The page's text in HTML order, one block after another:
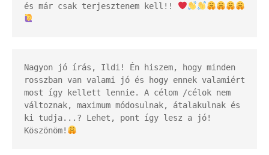
és már csak terjesztenem kell!!
Nagyon jó írás, Ildi! Én hiszem, hogy minden
rosszban van valami jó és hogy ennek valamiért
most így kellett lennie. A célom /célok nem
változnak, maximum módosulnak, átalakulnak és
ki tudja...? Lehet, pont így lesz a jó!
Köszönöm!